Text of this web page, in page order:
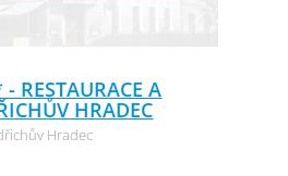
RESTAURACE A
HRADEC
Hradec